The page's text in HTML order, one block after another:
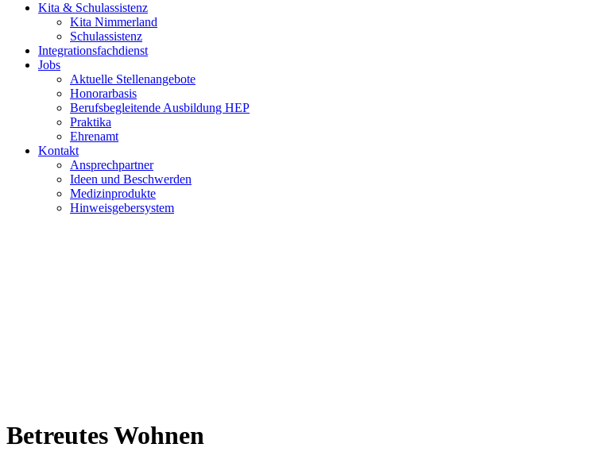
Kita & Schulassistenz
Kita Nimmerland
Schulassistenz
Integrationsfachdienst
Jobs
Aktuelle Stellenangebote
Honorarbasis
Berufsbegleitende Ausbildung HEP
Praktika
Ehrenamt
Kontakt
Ansprechpartner
Ideen und Beschwerden
Medizinprodukte
Hinweisgebersystem
Betreutes Wohnen